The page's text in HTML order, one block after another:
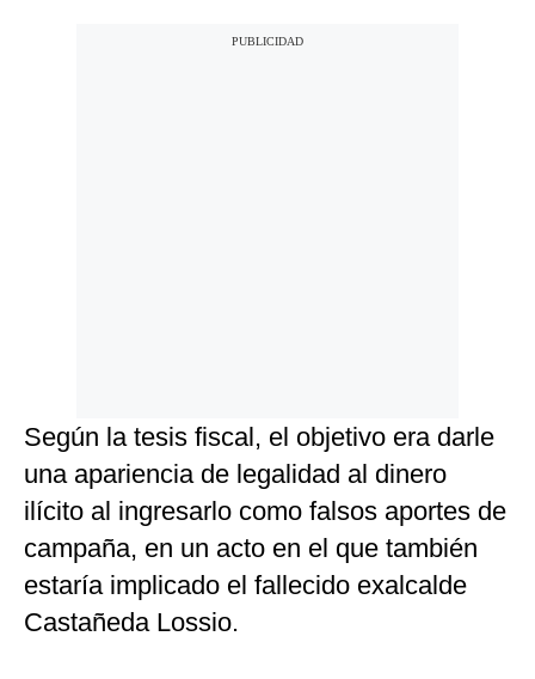
Según la tesis fiscal, el objetivo era darle
una apariencia de legalidad al dinero
ilícito al ingresarlo como falsos aportes de
campaña, en un acto en el que también
estaría implicado el fallecido exalcalde
Castañeda Lossio.